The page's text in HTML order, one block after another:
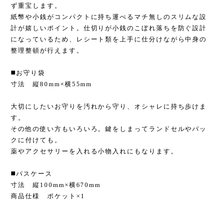
ず重宝します。
紙幣や小銭がコンパクトに持ち運べるマチ無しのスリムな設
計が嬉しいポイント。仕切りが小銭のこぼれ落ちを防ぐ設計
になっているため、レシート類を上手に仕分けながら中身の
整理整頓が行えます。
◼️お守り袋
寸法 縦80mm×横55mm
大切にしたいお守りを汚れから守り、オシャレに持ち歩けま
す。
その他の使い方もいろいろ。鍵をしまってランドセルやバッ
クに付けても。
薬やアクセサリーを入れる小物入れにもなります。
◼️パスケース
寸法 縦100mm×横670mm
商品仕様 ポケット×1